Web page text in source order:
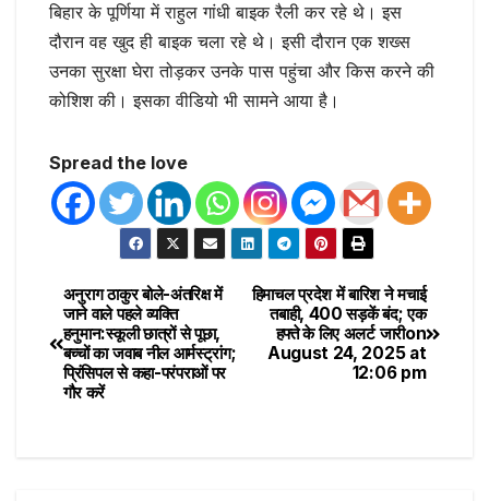
बिहार के पूर्णिया में राहुल गांधी बाइक रैली कर रहे थे। इस
दौरान वह खुद ही बाइक चला रहे थे। इसी दौरान एक शख्स
उनका सुरक्षा घेरा तोड़कर उनके पास पहुंचा और किस करने की
कोशिश की। इसका वीडियो भी सामने आया है।
Spread the love
हिमाचल प्रदेश में बारिश ने मचाई
तबाही, 400 सड़कें बंद; एक
हफ्ते के लिए अलर्ट जारी​on
August 24, 2025 at
12:06 pm
अनुराग ठाकुर बोले-अंतरिक्ष में
जाने वाले पहले व्यक्ति
हनुमान:स्कूली छात्रों से पूछा,
बच्चों का जवाब नील आर्मस्ट्रांग;
प्रिंसिपल से कहा-परंपराओं पर
गौर करें